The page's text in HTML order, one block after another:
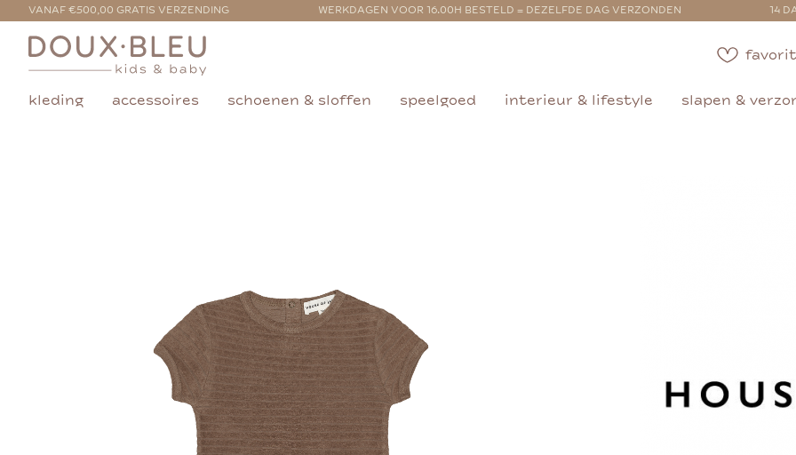
VANAF €500,00 GRATIS VERZENDING WERKDAGEN VOOR 16.00H BESTELD = DEZELFDE DAG VERZONDEN 14
kleding accessoires schoenen & sloffen speelgoed interieur & lifestyle slapen &